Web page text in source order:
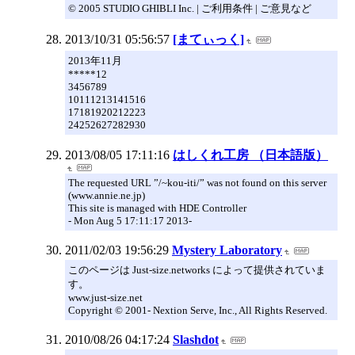
© 2005 STUDIO GHIBLI Inc. | ご利用条件 | ご意見など
2013/10/31 05:56:57 [まてぃっく]
2013年11月
*****12
3456789
10111213141516
17181920212223
24252627282930
2013/08/05 17:11:16 はしくれ工房 （日本語版）
The requested URL ”/~kou-iti/” was not found on this server
(www.annie.ne.jp)
This site is managed with HDE Controller
- Mon Aug 5 17:11:17 2013-
2011/02/03 19:56:29 Mystery Laboratory
このページは Just-size.networks によって提供されていま
す。
www.just-size.net
Copyright © 2001- Nextion Serve, Inc., All Rights Reserved.
2010/08/26 04:17:24 Slashdot